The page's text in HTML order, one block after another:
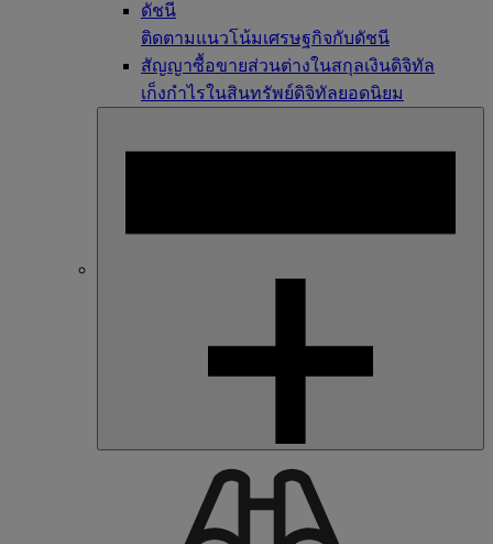
ดัชนี
ติดตามแนวโน้มเศรษฐกิจกับดัชนี
สัญญาซื้อขายส่วนต่างในสกุลเงินดิจิทัล
เก็งกำไรในสินทรัพย์ดิจิทัลยอดนิยม